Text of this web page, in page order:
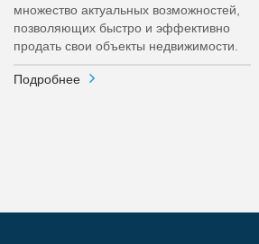
множество актуальных возможностей,
позволяющих быстро и эффективно
продать свои объекты недвижимости.
Подробнее